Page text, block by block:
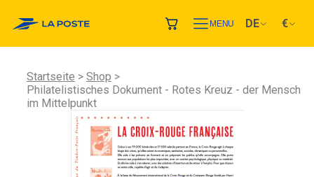
MENU DE €
Startseite
Shop
Philatelistisches Dokument - Rotes Kreuz - der Mensch
im Mittelpunkt